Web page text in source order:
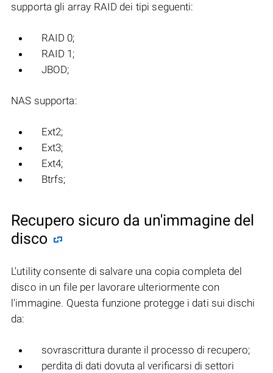
supporta gli array RAID dei tipi seguenti:
RAID 0;
RAID 1;
JBOD;
NAS supporta:
Ext2;
Ext3;
Ext4;
Btrfs;
Recupero sicuro da un'immagine del
disco
L'utility consente di salvare una copia completa del
disco in un file per lavorare ulteriormente con
l'immagine. Questa funzione protegge i dati sui dischi
da:
sovrascrittura durante il processo di recupero;
perdita di dati dovuta al verificarsi di settori